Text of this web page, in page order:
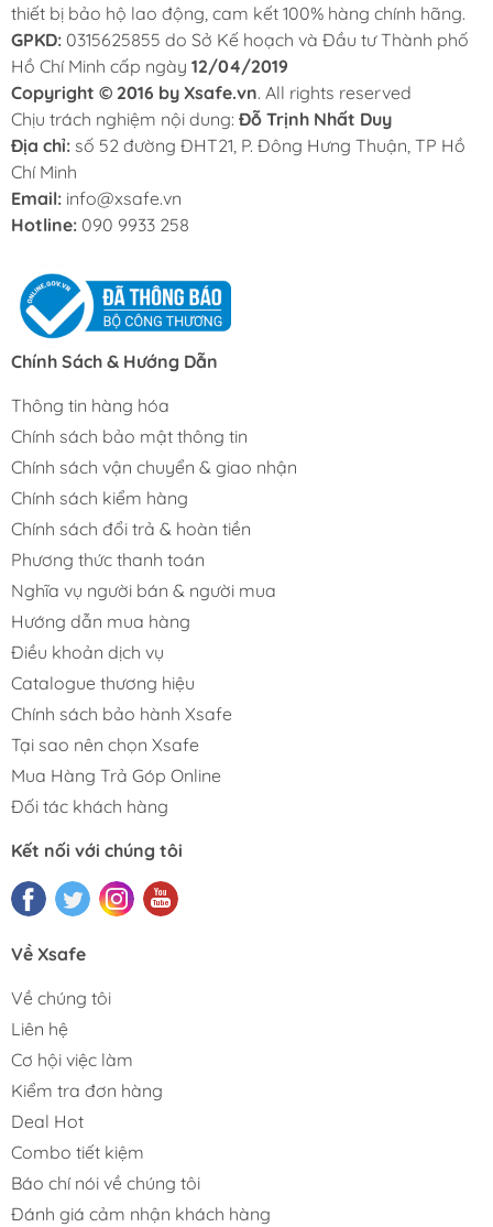
thiết bị bảo hộ lao động, cam kết 100% hàng chính hãng.
GPKD: 0315625855 do Sở Kế hoạch và Đầu tư Thành phố
Hồ Chí Minh cấp ngày 12/04/2019
Copyright © 2016 by Xsafe.vn. All rights reserved
Chịu trách nghiệm nội dung: Đỗ Trịnh Nhất Duy
Địa chỉ: số 52 đường ĐHT21, P. Đông Hưng Thuận, TP Hồ
Chí Minh
Email: info@xsafe.vn
Hotline: 090 9933 258
Chính Sách & Hướng Dẫn
Thông tin hàng hóa
Chính sách bảo mật thông tin
Chính sách vận chuyển & giao nhận
Chính sách kiểm hàng
Chính sách đổi trả & hoàn tiền
Phương thức thanh toán
Nghĩa vụ người bán & người mua
Hướng dẫn mua hàng
Điều khoản dịch vụ
Catalogue thương hiệu
Chính sách bảo hành Xsafe
Tại sao nên chọn Xsafe
Mua Hàng Trả Góp Online
Đối tác khách hàng
Kết nối với chúng tôi
Về Xsafe
Về chúng tôi
Liên hệ
Cơ hội việc làm
Kiểm tra đơn hàng
Deal Hot
Combo tiết kiệm
Báo chí nói về chúng tôi
Đánh giá cảm nhận khách hàng